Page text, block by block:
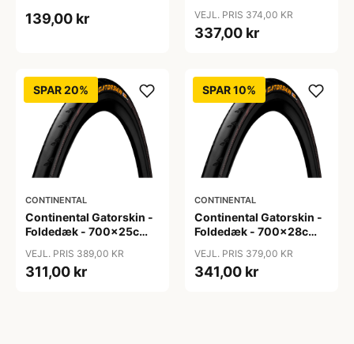
139,00 kr VEJL. PRIS 374,00 KR
337,00 kr
SPAR 20%
CONTINENTAL
Continental Gatorskin -
Foldedæk - 700x25c
VEJL. PRIS 389,00 KR
311,00 kr
SPAR 10%
CONTINENTAL
Continental Gatorskin -
Foldedæk - 700x28c
VEJL. PRIS 379,00 KR
341,00 kr